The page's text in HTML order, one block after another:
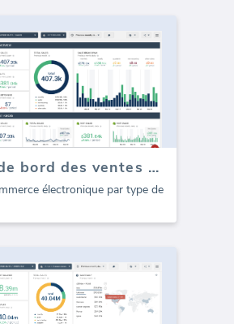
Tableau de bord des ventes de la Suite E-commerce
électronique par type de